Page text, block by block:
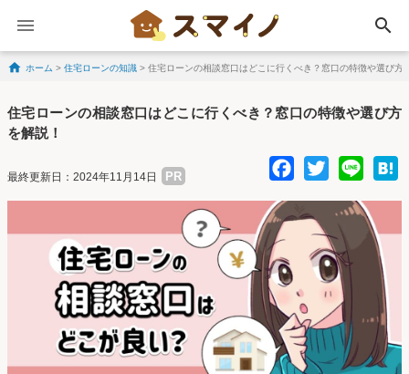
search
Skip to content
ホーム > 住宅ローンの知識 > 住宅ローンの相談窓口はどこに行くべき？窓口の特徴や選び方
住宅ローンの相談窓口はどこに行くべき？窓口の特徴や選び方
を解説！
最終更新日：2024年11月14日 PR